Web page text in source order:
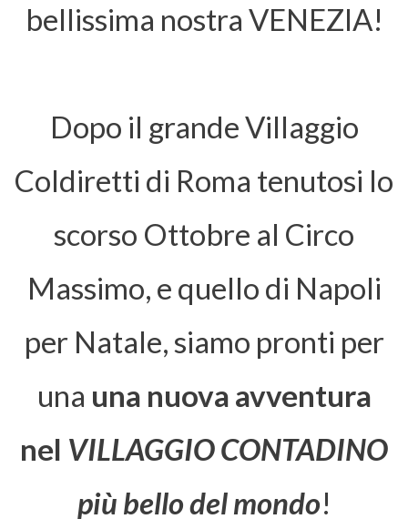
bellissima nostra VENEZIA!
Dopo il grande Villaggio
Coldiretti di Roma tenutosi lo
scorso Ottobre al Circo
Massimo, e quello di Napoli
per Natale, siamo pronti per
una una nuova avventura
nel VILLAGGIO CONTADINO
più bello del mondo!